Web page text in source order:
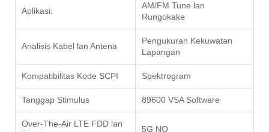
Aplikasi:
AM/FM Tune lan
Rungokake
Analisis Kabel lan Antena
Pengukuran Kekuwatan
Lapangan
Kompatibilitas Kode SCPI Spektrogram
Tanggap Stimulus 89600 VSA Software
Over-The-Air LTE FDD lan
5G NO